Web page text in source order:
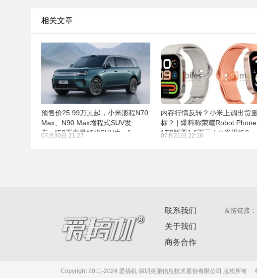
相关文章
预售价25.99万元起，小米澎程N70
Max、N90 Max增程式SUV发
布：“50万内最好的SUV之一”
07月30日 21:27
内存行情反转？小米上调出货
标？ | 爆料称荣耀Robot
1TB版要1.6万元 | 小米平板9、
07月21日 22:16
联系我们
关于我们
商务合作
友情链接：
Copyright 2011-2024 爱搞机 深圳英鹏信息技术股份有限公司 版权所有